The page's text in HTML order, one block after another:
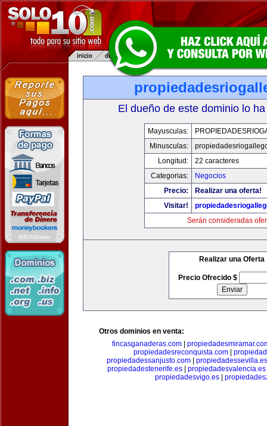
El dueño de este dominio lo
Mayusculas:
Minusculas:
Longitud:
22 caracteres
Categorias:
Negocios
Precio:
Realizar una oferta!
Visitar!
Serán consideradas
Realizar una Oferta
Precio Ofrecido $
Otros dominios en venta:
fincasganaderas.com
propiedadesreconquista.com
propiedadessanjusto.com| propiedadessevilla.es
propiedadestenerife.es| propiedadesvalencia.es
propiedadesvigo.es|